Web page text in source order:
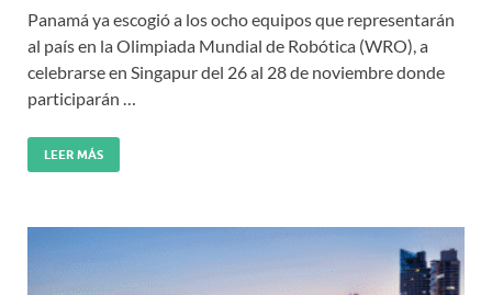
Panamá ya escogió a los ocho equipos que representarán
al país en la Olimpiada Mundial de Robótica (WRO), a
celebrarse en Singapur del 26 al 28 de noviembre donde
participarán …
LEER MÁS